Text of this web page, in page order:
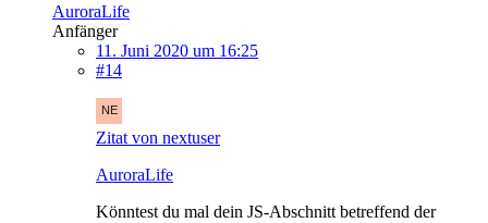
AuroraLife
Anfänger
11. Juni 2020 um 16:25
#14
Zitat von nextuser
AuroraLife
Könntest du mal dein JS-Abschnitt betreffend der